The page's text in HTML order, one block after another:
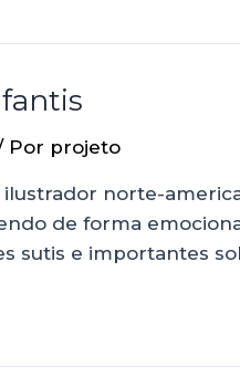
Por projeto
norte-
de forma
sutis e importantes